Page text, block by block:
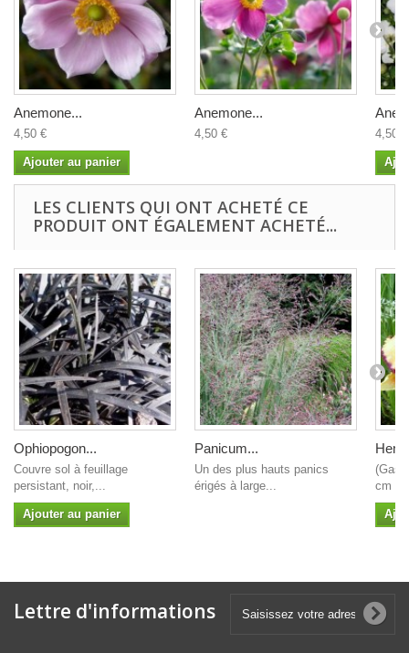
Anemone...
4,50 €
Ajouter au panier
Anemone...
4,50 € 4,50 €
LES CLIENTS QUI ONT ACHETÉ CE
PRODUIT ONT ÉGALEMENT ACHETÉ...
Ophiopogon...
Couvre sol à feuillage
persistant, noir,...
Ajouter au panier
Panicum...
Un des plus hauts panics
érigés à large...
cm Ø
Lettre d'informations